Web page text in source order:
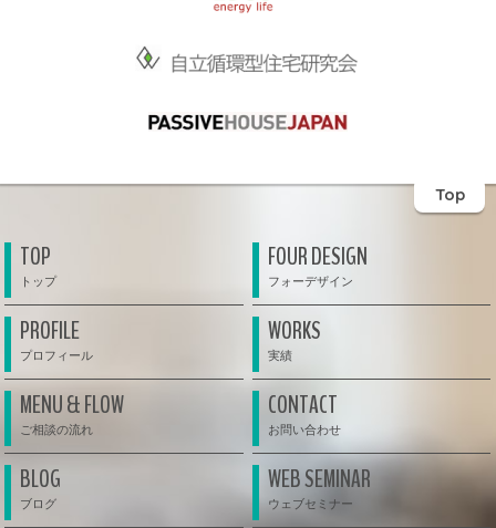
Top
TOP FOUR DESIGN
PROFILE WORKS
MENU & FLOW CONTACT
BLOG WEB SEMINAR